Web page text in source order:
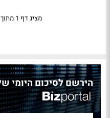
מציג דף 1 מתוך 188
הירשם לסיכום היומי